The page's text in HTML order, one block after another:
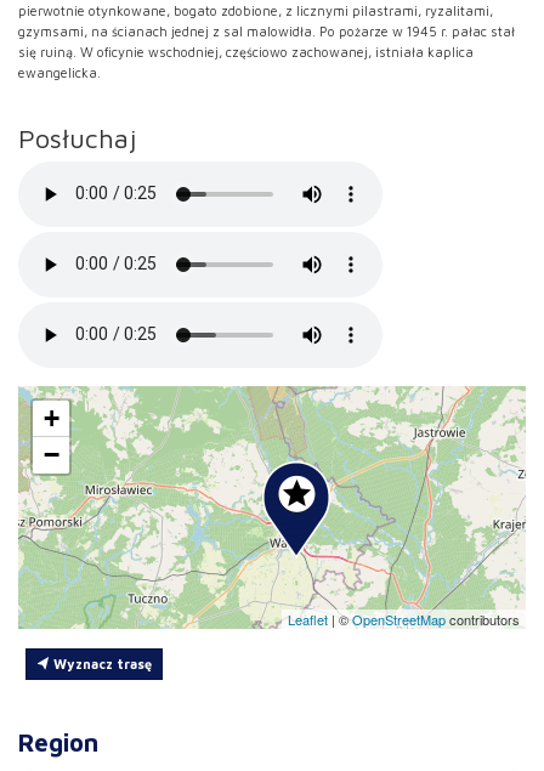
pierwotnie otynkowane, bogato zdobione, z licznymi pilastrami, ryzalitami,
gzymsami, na ścianach jednej z sal malowidła. Po pożarze w 1945 r. pałac stał
się ruiną. W oficynie wschodniej, częściowo zachowanej, istniała kaplica
ewangelicka.
Posłuchaj
+
−
Leaflet |©OpenStreetMapcontributors
Wyznacz trasę
Region